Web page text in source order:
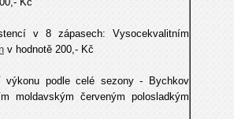
v 8 zápasech: Vysocekvalitním
v hodnotě 200,- Kč
výkonu podle celé sezony - Bychkov
moldavským červeným polosladkým